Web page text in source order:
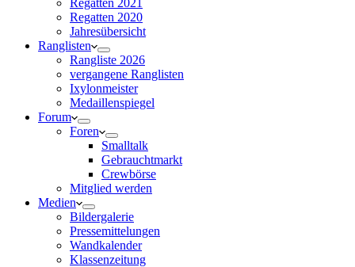
Regatten 2021
Regatten 2020
Jahresübersicht
Ranglisten
Rangliste 2026
vergangene Ranglisten
Ixylonmeister
Medaillenspiegel
Forum
Foren
Smalltalk
Gebrauchtmarkt
Crewbörse
Mitglied werden
Medien
Bildergalerie
Pressemittelungen
Wandkalender
Klassenzeitung